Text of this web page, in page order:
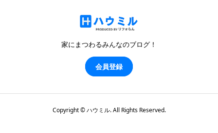
家にまつわるみんなのブログ！
会員登録
Copyright ©ハウミル. All Rights Reserved.